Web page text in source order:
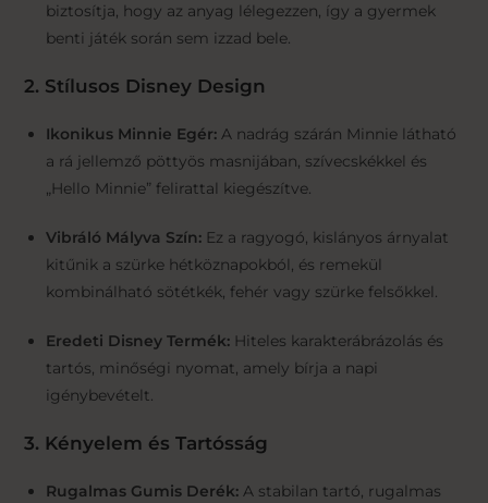
biztosítja, hogy az anyag lélegezzen, így a gyermek
benti játék során sem izzad bele.
2. Stílusos Disney Design
Ikonikus Minnie Egér: A nadrág szárán Minnie látható
a rá jellemző pöttyös masnijában, szívecskékkel és
„Hello Minnie” felirattal kiegészítve.
Vibráló Mályva Szín: Ez a ragyogó, kislányos árnyalat
kitűnik a szürke hétköznapokból, és remekül
kombinálható sötétkék, fehér vagy szürke felsőkkel.
Eredeti Disney Termék: Hiteles karakterábrázolás és
tartós, minőségi nyomat, amely bírja a napi
igénybevételt.
3. Kényelem és Tartósság
Rugalmas Gumis Derék: A stabilan tartó, rugalmas